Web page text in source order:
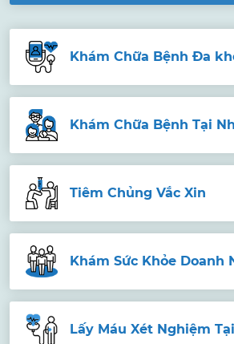
Khám Chữa Bệnh Đa
Khám Chữa Bệnh Tại
Tiêm Chủng Vắc Xin
Khám Sức Khỏe Doanh
Lấy Máu Xét Nghiệm